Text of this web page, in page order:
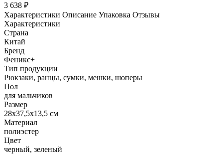
3 638 ₽
Характеристики Описание Упаковка Отзывы
Характеристики
Страна
Китай
Бренд
Феникс+
Тип продукции
Рюкзаки, ранцы, сумки, мешки, шоперы
Пол
для мальчиков
Размер
28х37,5х13,5 см
Материал
полиэстер
Цвет
черный, зеленый